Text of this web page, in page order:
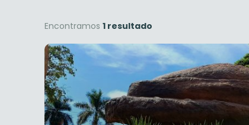
Encontramos 1 resultado